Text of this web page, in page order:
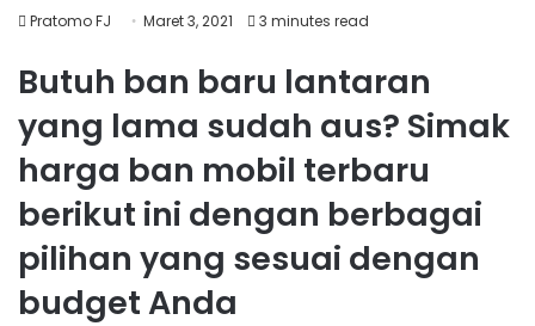
Pratomo FJ Maret 3, 2021 3 minutes read
Butuh ban baru lantaran
yang lama sudah aus? Simak
harga ban mobil terbaru
berikut ini dengan berbagai
pilihan yang sesuai dengan
budget Anda